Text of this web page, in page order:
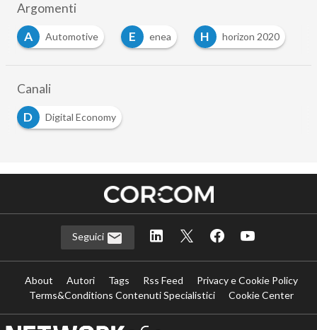
Argomenti
A
Automotive E enea H horizon 2020
Canali
D
Digital Economy
Seguici
About Autori Tags Rss Feed
Privacy e Cookie Policy
Terms&Conditions Contenuti Specialistici
Cookie Center